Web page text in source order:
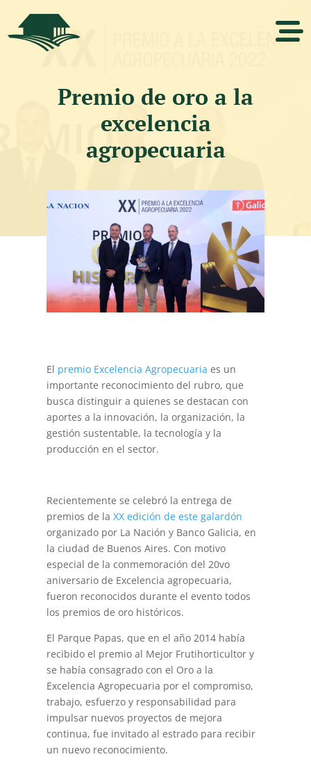
Premio de oro a la
excelencia
agropecuaria
El premio Excelencia Agropecuaria es un
importante reconocimiento del rubro, que
busca distinguir a quienes se destacan con
aportes a la innovación, la organización, la
gestión sustentable, la tecnología y la
producción en el sector.
Recientemente se celebró la entrega de
premios de laXX edición de este galardón
organizado por La Nación y Banco Galicia, en
la ciudad de Buenos Aires. Con motivo
especial de la conmemoración del 20vo
aniversario de Excelencia agropecuaria,
fueron reconocidos durante el evento todos
los premios de oro históricos.
El Parque Papas, que en el año 2014 había
recibido el premio al Mejor Frutihorticultor y
se había consagrado con el Oro a la
Excelencia Agropecuaria por el compromiso,
trabajo, esfuerzo y responsabilidad para
impulsar nuevos proyectos de mejora
continua, fue invitado al estrado para recibir
un nuevo reconocimiento.